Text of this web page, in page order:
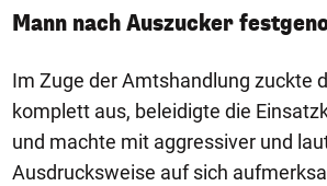
Mann nach Auszucker
Im Zuge der Amtshandlung zuckte
komplett aus, beleidigte die
und machte mit aggressiver und
Ausdrucksweise auf sich